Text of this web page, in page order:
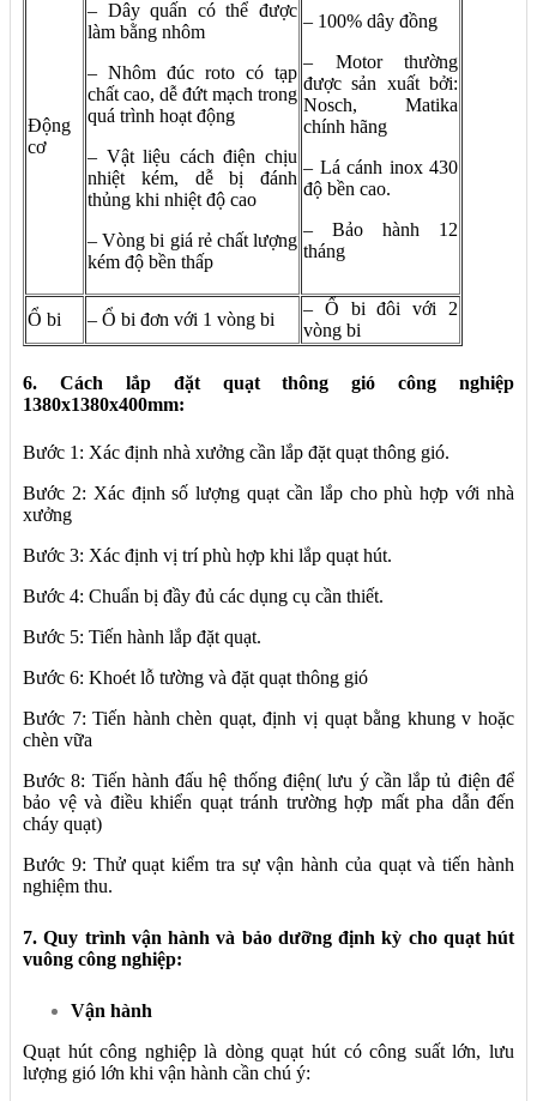
Động
cơ
– Dây quấn có thể được
làm bằng nhôm
– Nhôm đúc roto có tạp
chất cao, dễ đứt mạch trong
quá trình hoạt động
– Vật liệu cách điện chịu
nhiệt kém, dễ bị đánh
thủng khi nhiệt độ cao
– Vòng bi giá rẻ chất lượng
kém độ bền thấp
– 100% dây đồng
– Motor thường
được sản xuất bởi:
Nosch, Matika
chính hãng
– Lá cánh inox 430
độ bền cao.
– Bảo hành 12
tháng
Ổ bi – Ổ bi đơn với 1 vòng bi
– Ổ bi đôi với 2
vòng bi
6. Cách lắp đặt quạt thông gió công nghiệp
1380x1380x400mm:
Bước 1: Xác định nhà xưởng cần lắp đặt quạt thông gió.
Bước 2: Xác định số lượng quạt cần lắp cho phù hợp với nhà
xưởng
Bước 3: Xác định vị trí phù hợp khi lắp quạt hút.
Bước 4: Chuẩn bị đầy đủ các dụng cụ cần thiết.
Bước 5: Tiến hành lắp đặt quạt.
Bước 6: Khoét lỗ tường và đặt quạt thông gió
Bước 7: Tiến hành chèn quạt, định vị quạt bằng khung v hoặc
chèn vữa
Bước 8: Tiến hành đấu hệ thống điện( lưu ý cần lắp tủ điện để
bảo vệ và điều khiển quạt tránh trường hợp mất pha dẫn đến
cháy quạt)
Bước 9: Thử quạt kiểm tra sự vận hành của quạt và tiến hành
nghiệm thu.
7. Quy trình vận hành và bảo dưỡng định kỳ cho quạt hút
vuông công nghiệp:
Vận hành
Quạt hút công nghiệp là dòng quạt hút có công suất lớn, lưu
lượng gió lớn khi vận hành cần chú ý: